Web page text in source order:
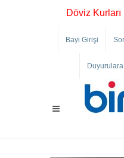
Döviz
Bayi Girişi